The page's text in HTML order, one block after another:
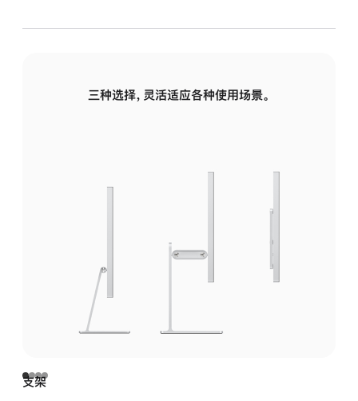
三种选择，灵活适应各种使用场景。
支架